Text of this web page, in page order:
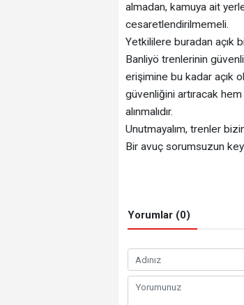
almadan, kamuya ait
cesaretlendirilmemeli.
Yetkililere buradan açık
Banliyö trenlerinin
erişimine bu kadar açık
güvenliğini artıracak
alınmalıdır.
Unutmayalım, trenler
Bir avuç sorumsuzun
Yorumlar (0)